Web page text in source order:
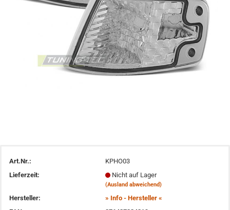
Art.Nr.:
KPHO03
Lieferzeit:
Nicht auf Lager
(Ausland abweichend)
Hersteller:
» Info - Hersteller «